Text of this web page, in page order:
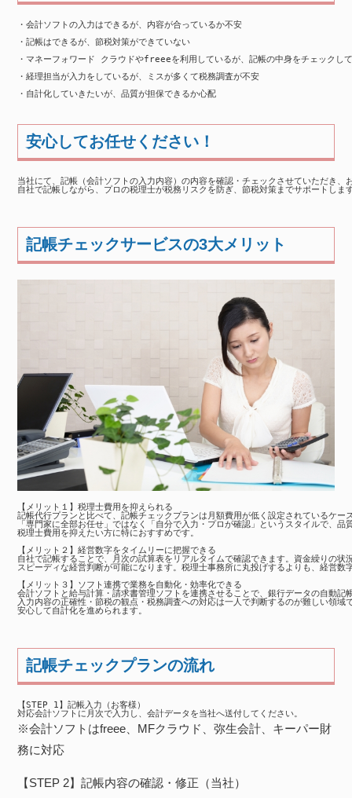
・会計ソフトの入力はできるが、内容が合っているか不安
・記帳はできるが、節税対策ができていない
・マネーフォワード クラウドやfreeeを利用しているが、記帳の中身をチェックし
・経理担当が入力をしているが、ミスが多くて税務調査が不安
・自計化していきたいが、品質が担保できるか心配
安心してお任せください！
当社にて、記帳（会計ソフトの入力内容）の内容を確認・チェックさせていただき、
自社で記帳しながら、プロの税理士が税務リスクを防ぎ、節税対策までサポートしま
記帳チェックサービスの3大メリット
【メリット１】税理士費用を抑えられる
記帳代行プランと比べて、記帳チェックプランは月額費用が低く設定されているケー
「専門家に全部お任せ」ではなく「自分で入力・プロが確認」というスタイルで、品
税理士費用を抑えたい方に特におすすめです。
【メリット２】経営数字をタイムリーに把握できる
自社で記帳することで、月次の試算表をリアルタイムで確認できます。資金繰りの状
スピーディな経営判断が可能になります。税理士事務所に丸投げするよりも、経営数
【メリット３】ソフト連携で業務を自動化・効率化できる
会計ソフトと給与計算・請求書管理ソフトを連携させることで、銀行データの自動記
入力内容の正確性・節税の観点・税務調査への対応は一人で判断するのが難しい領域
安心して自計化を進められます。
記帳チェックプランの流れ
※会計ソフトはfreee、MFクラウド、弥生会計、キーパー財
務に対応
【STEP 2】記帳内容の確認・修正（当社）